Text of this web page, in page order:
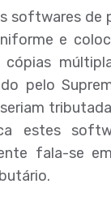
softwares de
e
pelo
estes
fala-se em